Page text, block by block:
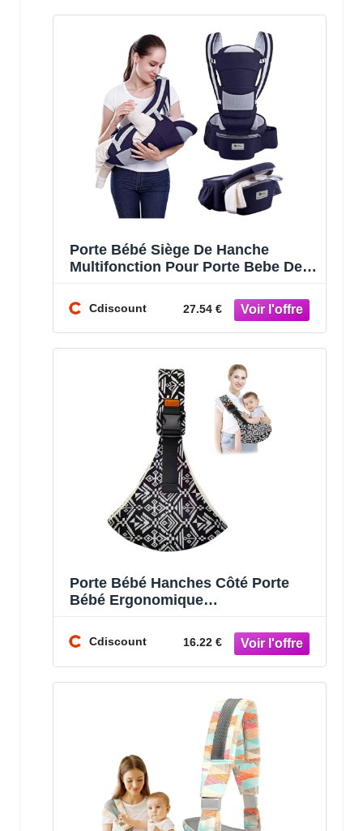
Porte Bébé Siège De Hanche
Multifonction Pour Porte Bebe De 0
A
Cdiscount 27.54 €
Porte Bébé Hanches Côté Porte
Bébé Ergonomique
Physiologique Porte Bebe
Cdiscount 16.22 €